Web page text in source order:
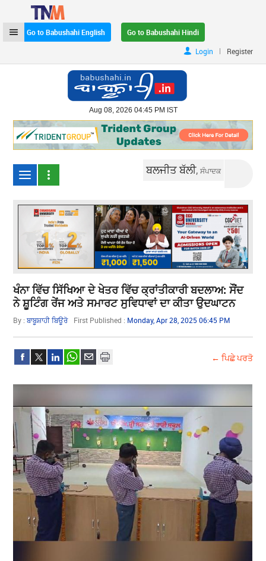
Go to Babushahi English
Go to Babushahi Hindi
Login
| Register
Aug 08, 2026 04:45 PM IST
ਬਲਜੀਤ ਬੱਲੀ,ਸੰਪਾਦਕ
ਖੰਨਾ ਵਿੱਚ ਸਿੱਖਿਆ ਦੇ ਖੇਤਰ ਵਿੱਚ ਕ੍ਰਾਂਤੀਕਾਰੀ ਬਦਲਾਅ: ਸੌਂਦ
ਨੇ ਸ਼ੂਟਿੰਗ ਰੇਂਜ ਅਤੇ ਸਮਾਰਟ ਸੁਵਿਧਾਵਾਂ ਦਾ ਕੀਤਾ ਉਦਘਾਟਨ
By :ਬਾਬੂਸ਼ਾਹੀ ਬਿਊਰੋ First Published : Monday, Apr 28, 2025 06:45 PM
← ਪਿਛੇ ਪਰਤੋ